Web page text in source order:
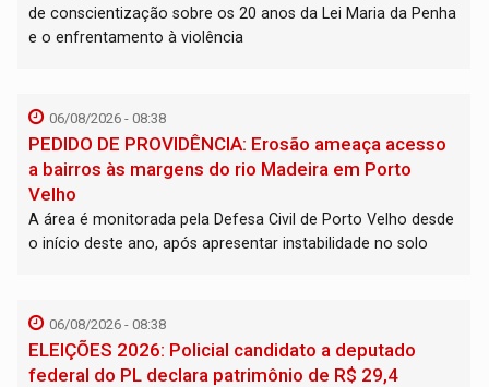
de conscientização sobre os 20 anos da Lei Maria da Penha
e o enfrentamento à violência
06/08/2026 - 08:38
PEDIDO DE PROVIDÊNCIA: Erosão ameaça acesso
a bairros às margens do rio Madeira em Porto
Velho
A área é monitorada pela Defesa Civil de Porto Velho desde
o início deste ano, após apresentar instabilidade no solo
06/08/2026 - 08:38
ELEIÇÕES 2026: Policial candidato a deputado
federal do PL declara patrimônio de R$ 29,4